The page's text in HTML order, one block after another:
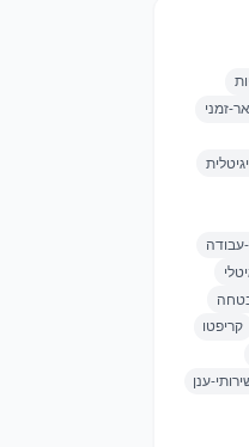
זמני
עבודה
קריפטו
ענן